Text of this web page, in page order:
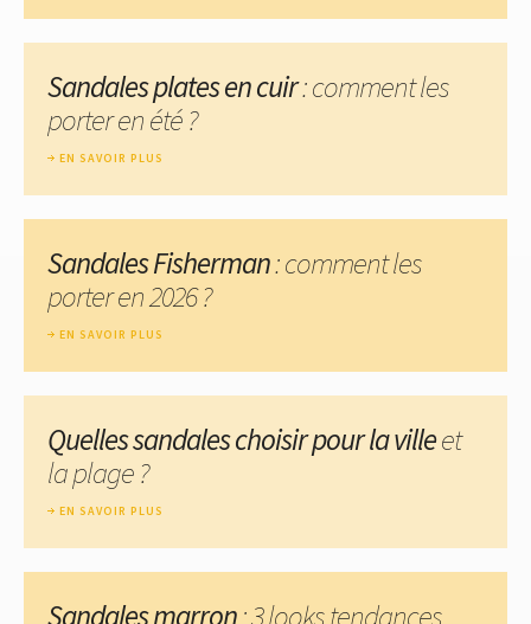
Sandales plates en cuir: comment les
porter en été ?
EN SAVOIR PLUS
Sandales Fisherman: comment les
porter en 2026 ?
EN SAVOIR PLUS
Quelles sandales choisir pour la villeet
la plage ?
EN SAVOIR PLUS
Sandales marron: 3 looks tendances